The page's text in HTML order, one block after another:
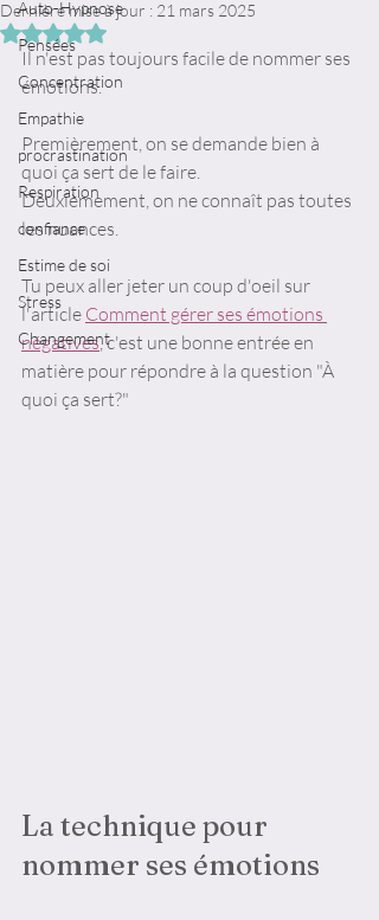
Auto-Hypnose
Pensées
Concentration
Empathie
procrastination
Respiration
confiance
Estime de soi
Stress
Changement
Dernière mise à jour : 21 mars 2025
Noté NaN étoiles sur 5.
Il n'est pas toujours facile de nommer ses
émotions.
Premièrement, on se demande bien à
quoi ça sert de le faire.
Deuxièmement, on ne connaît pas toutes
les nuances.
Tu peux aller jeter un coup d'oeil sur
l'article Comment gérer ses émotions
négatives, c'est une bonne entrée en
matière pour répondre à la question "À
quoi ça sert?"
La technique pour
nommer ses émotions